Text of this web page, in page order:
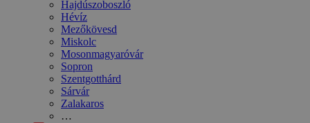
Hajdúszoboszló
Hévíz
Mezőkövesd
Miskolc
Mosonmagyaróvár
Sopron
Szentgotthárd
Sárvár
Zalakaros
…